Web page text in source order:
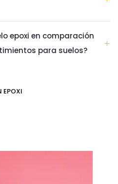
epoxi en comparación
para suelos?
EPOXI